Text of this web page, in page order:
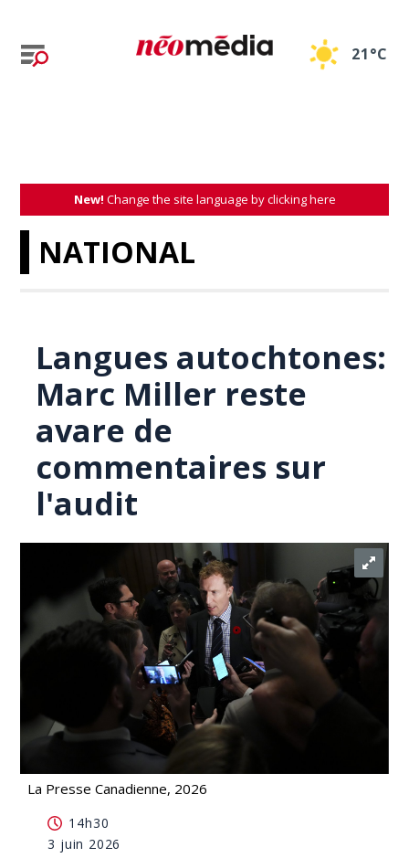
21°C
New! Change the site language by clicking here
NATIONAL
Langues autochtones:
Marc Miller reste
avare de
commentaires sur
l'audit
La Presse Canadienne, 2026
commentaires sur l'audit
14h30
3 juin 2026